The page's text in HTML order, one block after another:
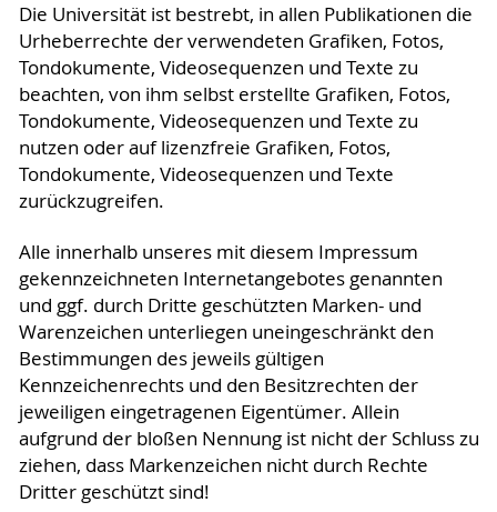
Die Universität ist bestrebt, in allen Publikationen die
Urheberrechte der verwendeten Grafiken, Fotos,
Tondokumente, Videosequenzen und Texte zu
beachten, von ihm selbst erstellte Grafiken, Fotos,
Tondokumente, Videosequenzen und Texte zu
nutzen oder auf lizenzfreie Grafiken, Fotos,
Tondokumente, Videosequenzen und Texte
zurückzugreifen.
Alle innerhalb unseres mit diesem Impressum
gekennzeichneten Internetangebotes genannten
und ggf. durch Dritte geschützten Marken- und
Warenzeichen unterliegen uneingeschränkt den
Bestimmungen des jeweils gültigen
Kennzeichenrechts und den Besitzrechten der
jeweiligen eingetragenen Eigentümer. Allein
aufgrund der bloßen Nennung ist nicht der Schluss zu
ziehen, dass Markenzeichen nicht durch Rechte
Dritter geschützt sind!